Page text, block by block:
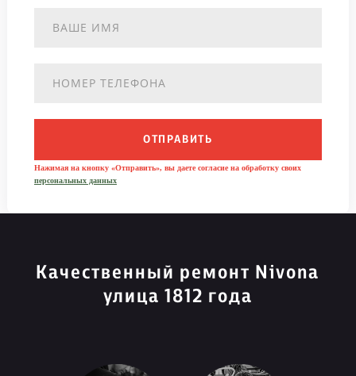
ОТПРАВИТЬ
Нажимая на кнопку «Отправить», вы даете согласие на обработку своих
персональных данных
Качественный ремонт Nivona
улица 1812 года